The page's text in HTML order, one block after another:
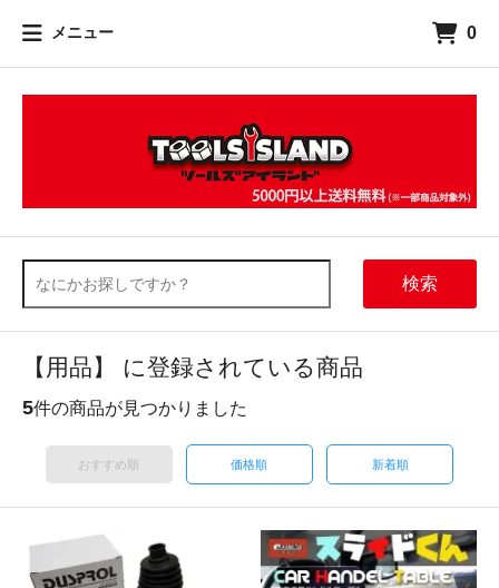
メニュー 0
検索
【用品】 に登録されている商品
5件の商品が見つかりました
おすすめ順 価格順 新着順